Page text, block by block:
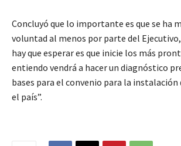
Concluyó que lo importante es que se ha
voluntad al menos por parte del Ejecutivo,
hay que esperar es que inicie los más
entiendo vendrá a hacer un diagnóstico
bases para el convenio para la instalación
el país”.